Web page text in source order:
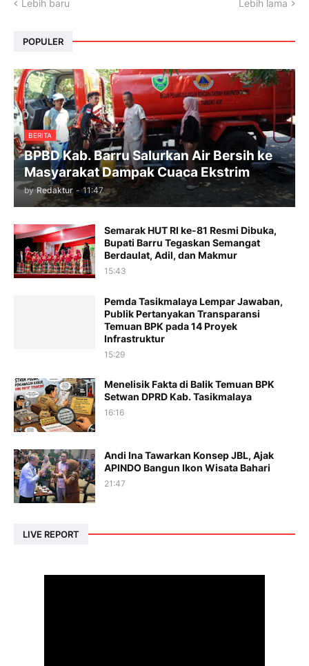
Lebih baru Lebih lama
POPULER
BERITA
BPBD Kab. Barru Salurkan Air Bersih ke
Masyarakat Dampak Cuaca Ekstrim
by Redaktur - 11:47
Semarak HUT RI ke-81 Resmi Dibuka,
Bupati Barru Tegaskan Semangat
Berdaulat, Adil, dan Makmur
15:43
Pemda Tasikmalaya Lempar Jawaban,
Publik Pertanyakan Transparansi
Temuan BPK pada 14 Proyek
Infrastruktur
15:29
Menelisik Fakta di Balik Temuan BPK
Setwan DPRD Kab. Tasikmalaya
16:16
Andi Ina Tawarkan Konsep JBL, Ajak
APINDO Bangun Ikon Wisata Bahari
21:47
LIVE REPORT